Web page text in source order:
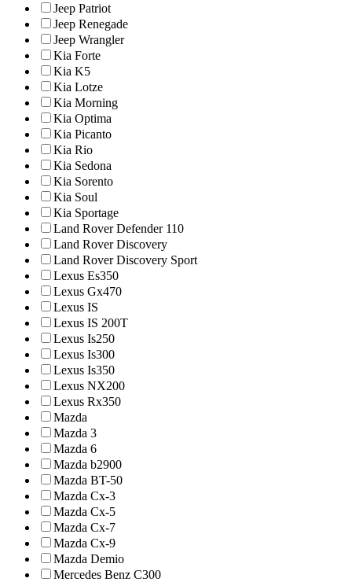
Jeep Patriot
Jeep Renegade
Jeep Wrangler
Kia Forte
Kia K5
Kia Lotze
Kia Morning
Kia Optima
Kia Picanto
Kia Rio
Kia Sedona
Kia Sorento
Kia Soul
Kia Sportage
Land Rover Defender 110
Land Rover Discovery
Land Rover Discovery Sport
Lexus Es350
Lexus Gx470
Lexus IS
Lexus IS 200T
Lexus Is250
Lexus Is300
Lexus Is350
Lexus NX200
Lexus Rx350
Mazda
Mazda 3
Mazda 6
Mazda b2900
Mazda BT-50
Mazda Cx-3
Mazda Cx-5
Mazda Cx-7
Mazda Cx-9
Mazda Demio
Mercedes Benz C300